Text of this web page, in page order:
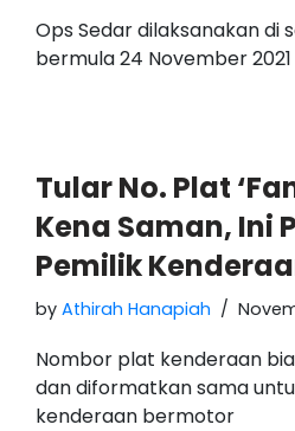
Ops Sedar dilaksanakan di
bermula 24 November 2021
Tular No. Plat
Kena Saman, Ini
Pemilik
by Athirah Hanapiah
Nombor plat kenderaan
dan diformatkan sama
kenderaan bermotor